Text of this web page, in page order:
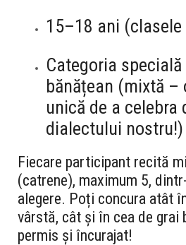
15–18 ani (clasele
Categoria specială
bănățean (mixtă –
unică de a celebra
dialectului nostru!)
Fiecare participant recită
(catrene), maximum 5,
alegere. Poți concura atât
vârstă, cât și în cea de grai
permis și încurajat!